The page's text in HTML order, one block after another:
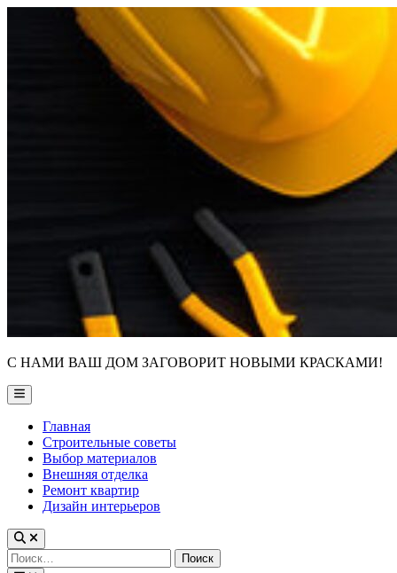
С НАМИ ВАШ ДОМ ЗАГОВОРИТ НОВЫМИ КРАСКАМИ!
Main
Menu
Главная
Строительные советы
Выбор материалов
Внешняя отделка
Ремонт квартир
Дизайн интерьеров
Найти: